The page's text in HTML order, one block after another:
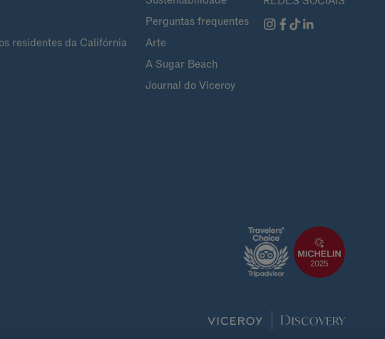
residentes da Califórnia
Perguntas frequentes
Arte
A Sugar Beach
Journal do Viceroy